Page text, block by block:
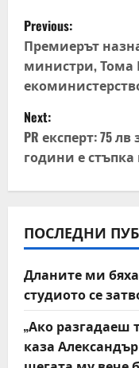
P
o
s
t
n
a
v
i
g
a
t
Previous:
Премиерът
министри, Тома
Next:
PR експерт: 75
години е
ПОСЛЕДНИ
Дланите ми
студиото се
„Ако разгадаеш
каза